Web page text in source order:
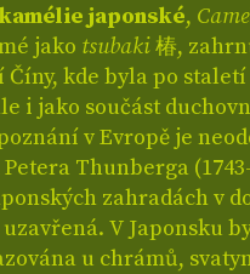
kamélie japonské,
jako tsubaki椿,
Číny, kde byla po
i jako součást
v Evropě je
Thunberga
zahradách v
V Japonsku
u chrámů,